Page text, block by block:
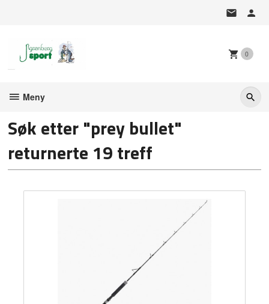
0
Meny
Søk etter "prey bullet"
returnerte 19 treff